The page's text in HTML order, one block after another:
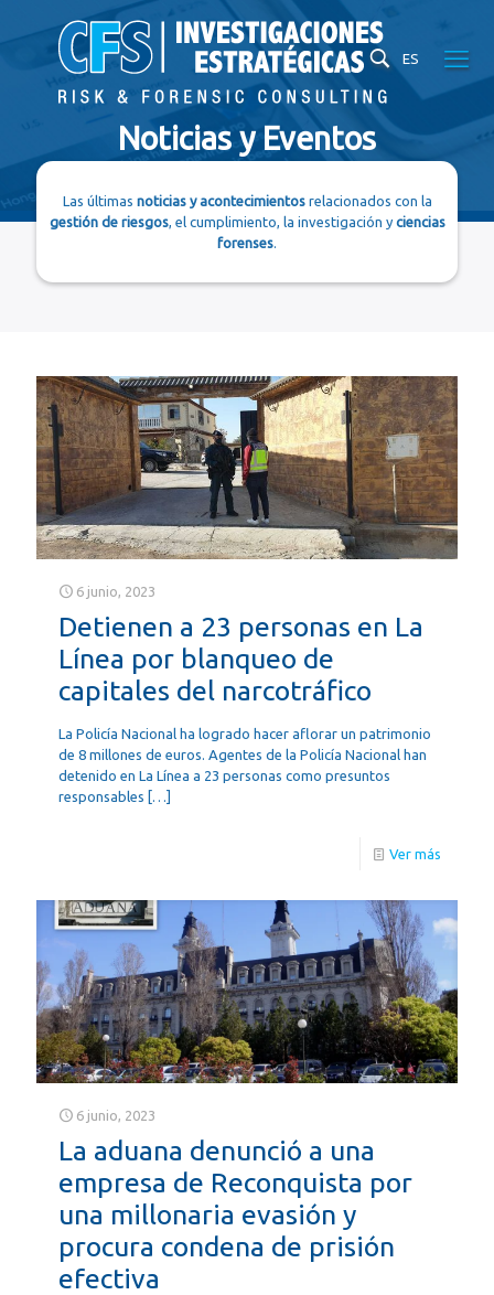
ES
Noticias y Eventos
Las últimas noticias y acontecimientosrelacionados con la
gestión de riesgos, el cumplimiento, la investigación yciencias
forenses.
6 junio, 2023
Detienen a 23 personas en La
Línea por blanqueo de
capitales del narcotráfico
La Policía Nacional ha logrado hacer aflorar un patrimonio
de 8 millones de euros. Agentes de la Policía Nacional han
detenido en La Línea a 23 personas como presuntos
responsables […]
Ver más
6 junio, 2023
La aduana denunció a una
empresa de Reconquista por
una millonaria evasión y
procura condena de prisión
efectiva